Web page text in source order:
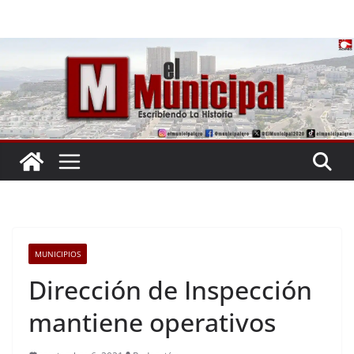
MUNICIPIOS
Dirección de Inspección
mantiene operativos